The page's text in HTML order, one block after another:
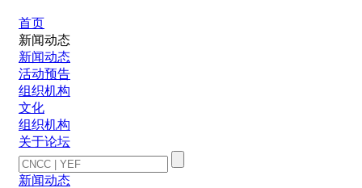
首页
新闻动态
新闻动态
活动预告
组织机构
文化
组织机构
关于论坛
新闻动态